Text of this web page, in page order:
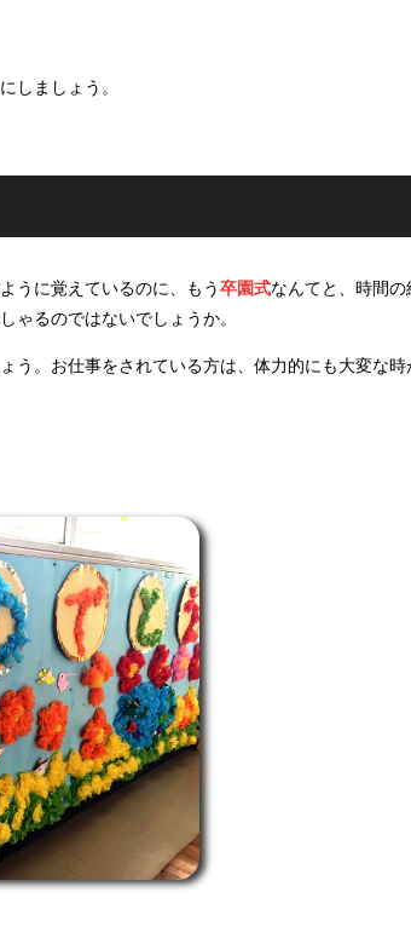
しましょう。
うに覚えているのに、もう卒園式なんてと、時間の
ゃるのではないでしょうか。
う。お仕事をされている方は、体力的にも大変な時